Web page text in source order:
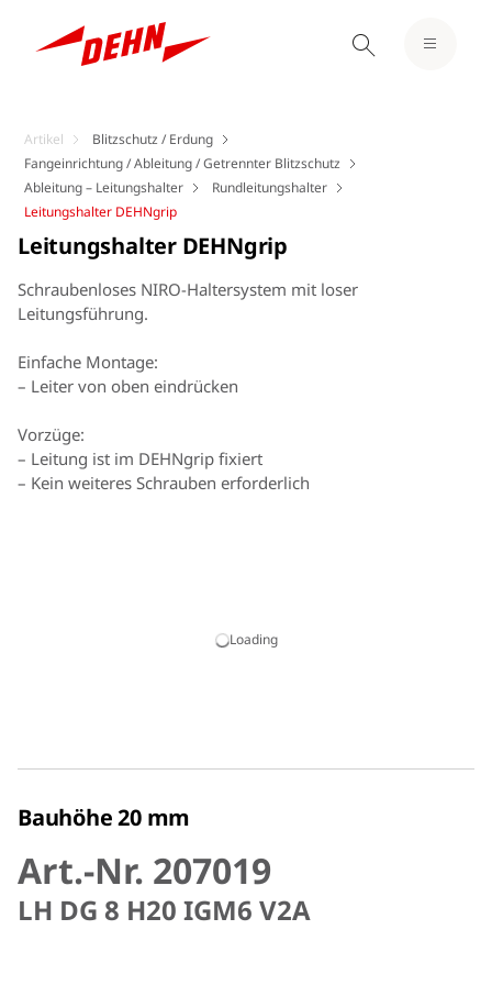
Artikel
Blitzschutz / Erdung
Fangeinrichtung / Ableitung / Getrennter Blitzschutz
Ableitung – Leitungshalter
Rundleitungshalter
Leitungshalter DEHNgrip
Loading
Leitungshalter DEHNgrip
Schraubenloses NIRO-Haltersystem mit loser
Leitungsführung.
Einfache Montage:
– Leiter von oben eindrücken
Vorzüge:
– Leitung ist im DEHNgrip fixiert
– Kein weiteres Schrauben erforderlich
Bauhöhe 20 mm
Art.-Nr. 207019
LH DG 8 H20 IGM6 V2A